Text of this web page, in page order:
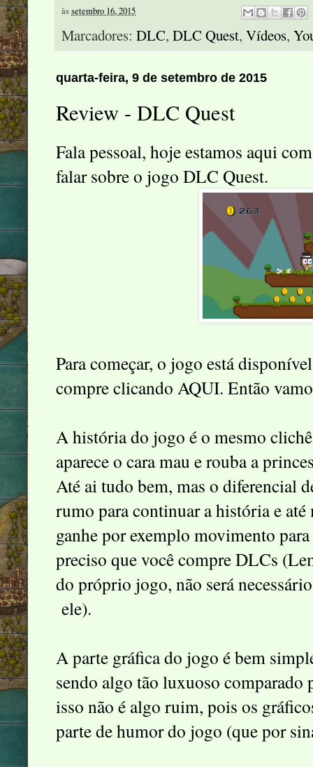
àssetembro 16, 2015
Marcadores: DLC, DLC Quest, Vídeos,
quarta-feira, 9 de setembro de 2015
Review - DLC Quest
Fala pessoal, hoje estamos aqui
falar sobre o jogo DLC Quest.
Para começar, o jogo está
compre clicando AQUI. Então
A história do jogo é o mesmo
aparece o cara mau e rouba a
Até ai tudo bem, mas o diferencial
rumo para continuar a história e até
ganhe por exemplo movimento
preciso que você compre DLCs
do próprio jogo, não será
ele).
A parte gráfica do jogo é bem
sendo algo tão luxuoso comparado
isso não é algo ruim, pois os
parte de humor do jogo (que por